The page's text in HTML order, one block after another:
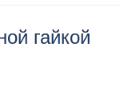
гайкой